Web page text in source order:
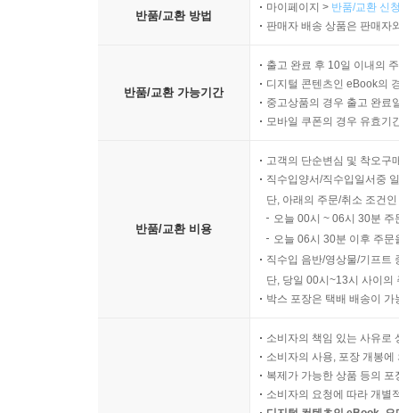
반품/교환 방법
마이페이지 > 반품/교환 신
판매자 배송 상품은 판매자
반품/교환 가능기간
출고 완료 후 10일 이내의
디지털 콘텐츠인 eBook의
중고상품의 경우 출고 완료
모바일 쿠폰의 경우 유효기
반품/교환 비용
고객의 단순변심 및 착오구
직수입양서/직수입일서중
단, 아래의 주문/취소 조건
오늘 00시 ~ 06시 30분
오늘 06시 30분 이후 주
직수입 음반/영상물/기프트
단, 당일 00시~13시 사이의
박스 포장은 택배 배송이
소비자의 책임 있는 사유로
소비자의 사용, 포장 개봉
복제가 가능한 상품 등의
소비자의 요청에 따라 개별